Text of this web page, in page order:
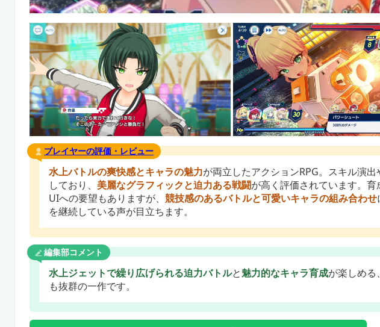
プレイヤーの評価・レビュー
水上バトルの爽快感とキャラの魅力が両立したアクションRPG。スキル演
しており、 美麗なグラフィックと迫力ある戦闘が高く評価されています。
UIへの要望もありますが、 競技感のあるバトルと可愛いキャラの組み合わせ
を継続している声が目立ちます。
編集部コメント
水上ジェットで繰り広げられる迫力バトルと魅力的なキャラ育成が楽しめ
も抜群の一作です。